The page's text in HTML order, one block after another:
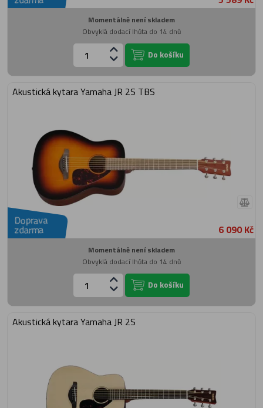
Momentálně není skladem
Obvyklá dodací lhůta do 14 dnů
Do košíku
Akustická kytara Yamaha JR 2S TBS
Doprava
zdarma 6 090 Kč
Momentálně není skladem
Obvyklá dodací lhůta do 14 dnů
Do košíku
Akustická kytara Yamaha JR 2S